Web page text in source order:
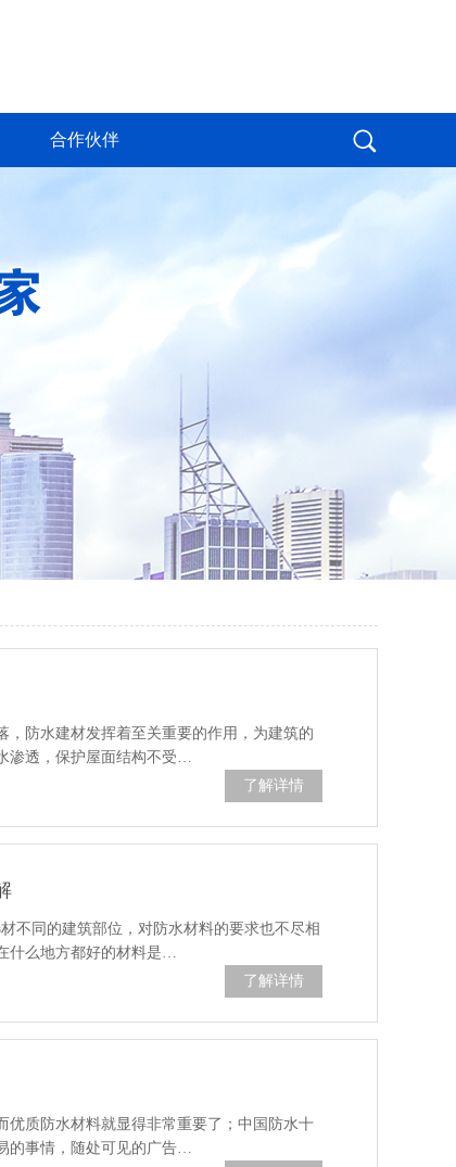
合作伙伴
防水建材发挥着至关重要的作用，为建筑的
渗透，保护屋面结构不受…
了解详情
不同的建筑部位，对防水材料的要求也不尽相
什么地方都好的材料是…
了解详情
优质防水材料就显得非常重要了；中国防水十
的事情，随处可见的广告…